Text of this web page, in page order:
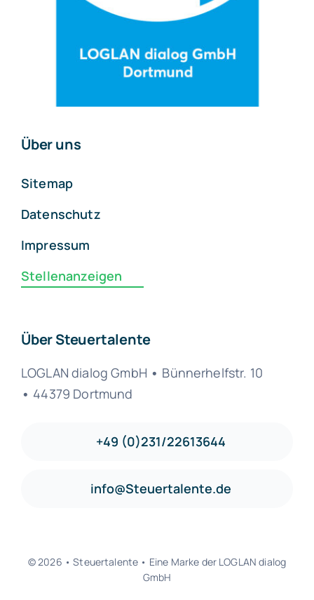
Über uns
Datenschutz
Stellenanzeigen
Über Steuertalente
LOGLAN dialog GmbH•Bünnerhelfstr. 10
+49 (0)231/22613644